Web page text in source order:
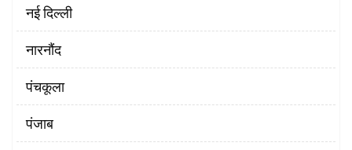
नई दिल्ली
नारनौंद
पंचकूला
पंजाब